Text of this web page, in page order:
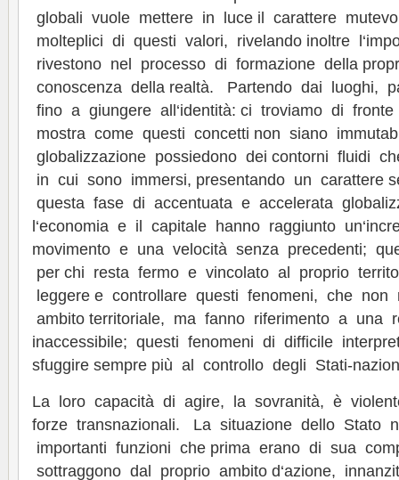
globali vuole mettere in luce il carattere
molteplici di questi valori, rivelando inoltre
rivestono nel processo di formazione della
conoscenza della realtà. Partendo dai luoghi,
fino a giungere all‘identità: ci troviamo di
mostra come questi concetti non siano
globalizzazione possiedono dei contorni fluidi
in cui sono immersi, presentando un carattere
questa fase di accentuata e accelerata
l‘economia e il capitale hanno raggiunto
movimento e una velocità senza precedenti;
per chi resta fermo e vincolato al proprio
leggere e controllare questi fenomeni, che
ambito territoriale, ma fanno riferimento a una
inaccessibile; questi fenomeni di difficile
sfuggire sempre più al controllo degli Stati-
La loro capacità di agire, la sovranità, è
forze transnazionali. La situazione dello Stato
importanti funzioni che prima erano di sua
sottraggono dal proprio ambito d‘azione,